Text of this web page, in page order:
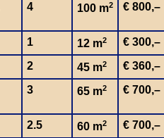
4 100 m2 € 800,–
1 12 m2
€ 300,–
2 45 m2
€ 360,–
3 65 m2 € 700,–
2.5 60 m2
€ 700,–